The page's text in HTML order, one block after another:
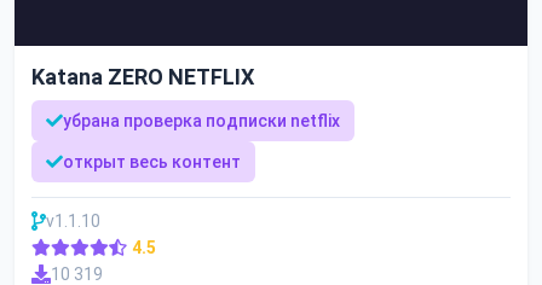
Katana ZERO NETFLIX
убрана проверка подписки netflix
открыт весь контент
v1.1.10
4.5
10 319